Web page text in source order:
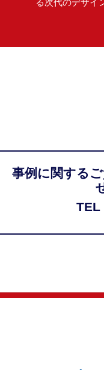
る次代のデザイ
事例に関する
TEL